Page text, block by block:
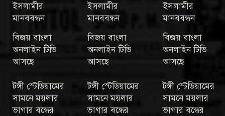
ইসলামীর
মানববন্ধন
বিজয় বাংলা
অনলাইন টিভি
আসছে
ইসলামীর
মানববন্ধন
বিজয় বাংলা
অনলাইন টিভি
আসছে
ইসলামীর
মানববন্ধন
বিজয় বাংলা
অনলাইন টিভি
আসছে
টঙ্গী স্টেডিয়ামের
সামনে ময়লার
ভাগার বন্ধের
টঙ্গী স্টেডিয়ামের
সামনে ময়লার
ভাগার বন্ধের
টঙ্গী স্টেডিয়ামের
সামনে ময়লার
ভাগার বন্ধের